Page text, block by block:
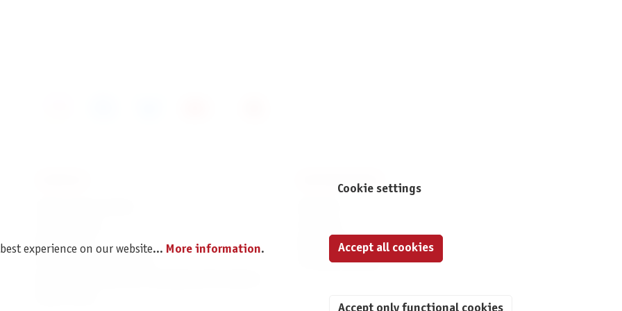
Revocation
INFORMATION
Data Protection
Privacy Settings
experience on our website... More information.
Cookie settings
Accept only functional cookies
Accept all cookies